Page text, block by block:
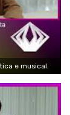
e musical.